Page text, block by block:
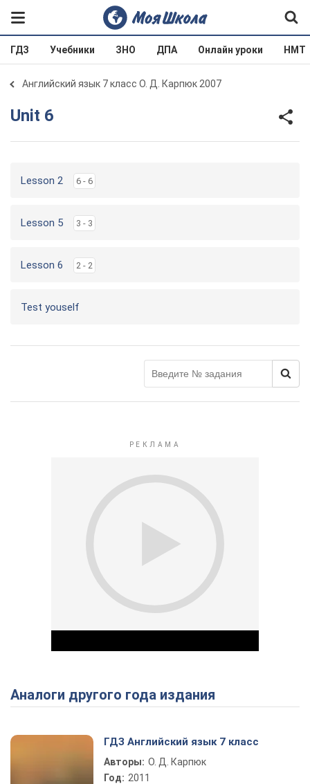
ГДЗ Учебники ЗНО ДПА Онлайн уроки НМТ
Английский язык 7 класс О. Д. Карпюк 2007
Unit 6
Lesson 2 6 - 6
Lesson 5 3 - 3
Lesson 6 2 - 2
Test youself
Play Video
Аналоги другого года издания
ГДЗ Английский язык 7 класс
Авторы: О. Д. Карпюк
Год: 2011